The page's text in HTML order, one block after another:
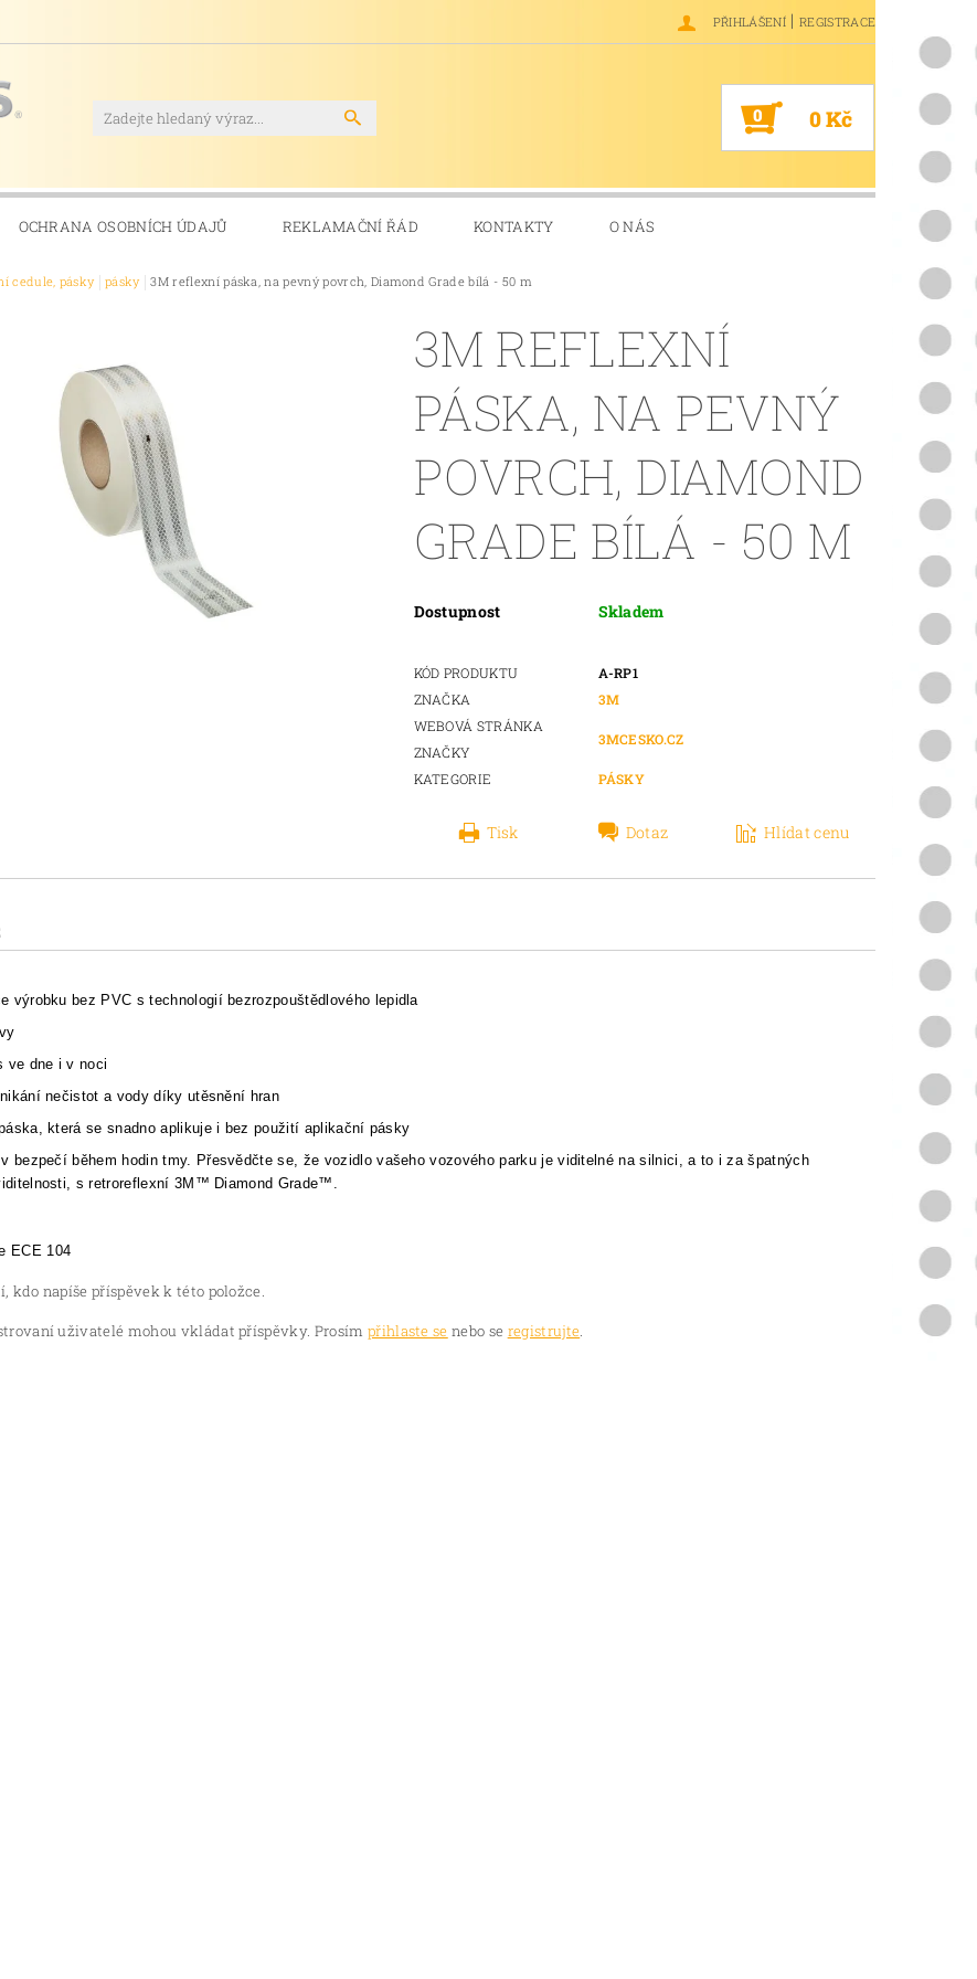
PŘIHLÁŠENÍ | REGISTRACE
0 0 Kč
OCHRANA OSOBNÍCH ÚDAJŮ REKLAMAČNÍ ŘÁD KONTAKTY O NÁS
cedule, pásky pásky 3M reflexní páska, na pevný povrch, Diamond Grade bílá - 50 m
3M REFLEXNÍ
PÁSKA, NA PEVNÝ
POVRCH, DIAMOND
GRADE BÍLÁ - 50 M
Dostupnost Skladem
KÓD PRODUKTU
A-RP1
ZNAČKA
3M
WEBOVÁ STRÁNKA
ZNAČKY
3MCESKO.CZ
KATEGORIE PÁSKY
Tisk Dotaz Hlídat cenu
výrobku bez PVC s technologií bezrozpouštědlového lepidla
ve dne i v noci
nečistot a vody díky utěsnění hran
která se snadno aplikuje i bez použití aplikační pásky
bezpečí během hodin tmy. Přesvědčte se, že vozidlo vašeho vozového parku je viditelné na silnici, a to i za špatných
s retroreflexní 3M™ Diamond Grade™.
ECE 104
kdo napíše příspěvek k této položce.
uživatelé mohou vkládat příspěvky. Prosím přihlaste se nebo se registrujte.